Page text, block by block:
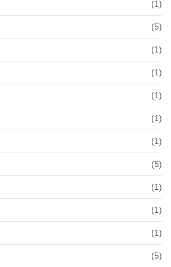
(1)
(5)
(1)
(1)
(1)
(1)
(1)
(5)
(1)
(1)
(1)
(5)